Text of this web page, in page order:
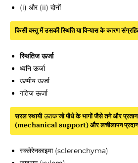
(i) और (ii) दोनों
किसी वस्तु में उसकी स्थिति या विन्यास के कारण
स्थितिज ऊर्जा
ध्वनि ऊर्जा
ऊष्मीय ऊर्जा
गतिज ऊर्जा
सरल स्थायी ऊतकजो पौधे के भागों जैसे तने और
(mechanical support) और लचीलापन प्रदान
स्क्लेरेनकाइमा (sclerenchyma)